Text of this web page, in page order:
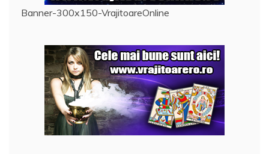
Banner-300x150-VrajitoareOnline